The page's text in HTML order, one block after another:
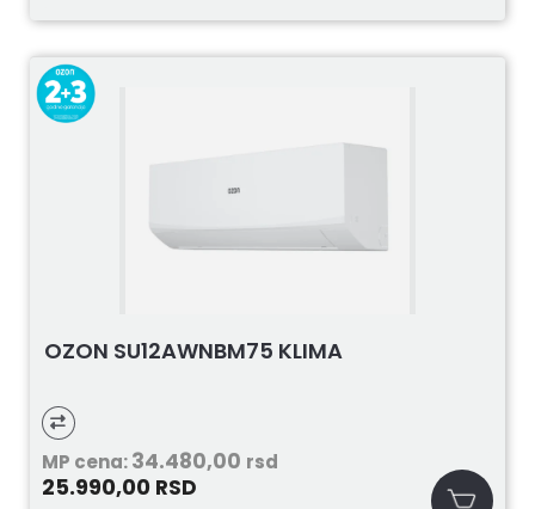
OZON SU12AWNBM75 KLIMA
MP cena:34.480,00 rsd
25.990,00 RSD